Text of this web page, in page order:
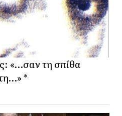
«…σαν τη σπίθα
*